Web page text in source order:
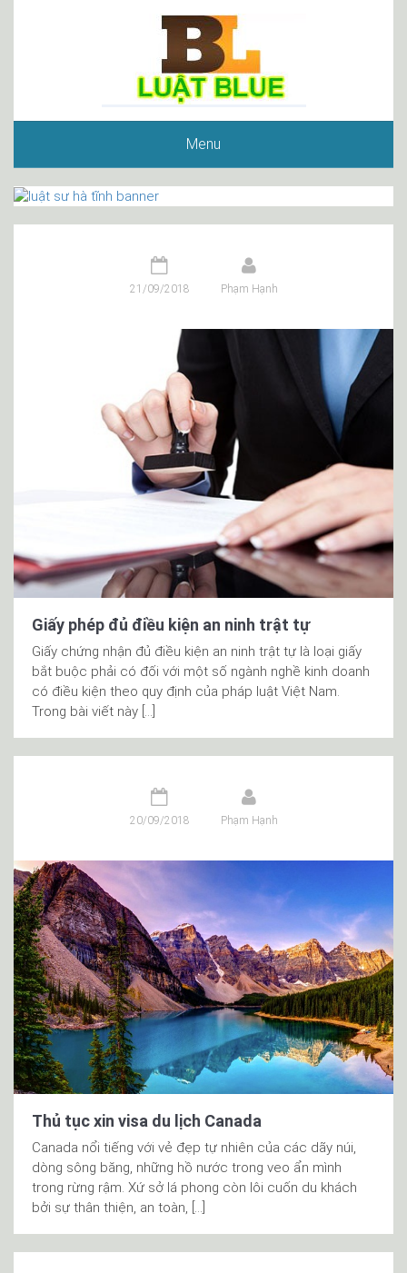
Menu
21/09/2018 Phạm Hạnh
Giấy phép đủ điều kiện an ninh trật tự
Giấy chứng nhận đủ điều kiện an ninh trật tự là loại giấy
bắt buộc phải có đối với một số ngành nghề kinh doanh
có điều kiện theo quy định của pháp luật Việt Nam.
Trong bài viết này […]
20/09/2018 Phạm Hạnh
Thủ tục xin visa du lịch Canada
Canada nổi tiếng với vẻ đẹp tự nhiên của các dãy núi,
dòng sông băng, những hồ nước trong veo ẩn mình
trong rừng rậm. Xứ sở lá phong còn lôi cuốn du khách
bởi sự thân thiện, an toàn, […]